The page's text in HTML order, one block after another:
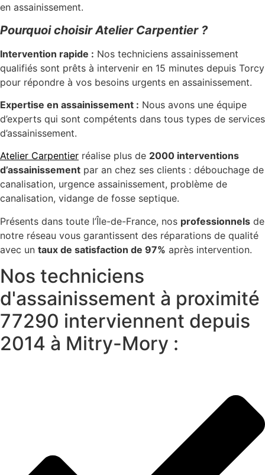
en assainissement.
Pourquoi choisir Atelier Carpentier ?
Intervention rapide : Nos techniciens assainissement
qualifiés sont prêts à intervenir en 15 minutes depuis Torcy
pour répondre à vos besoins urgents en assainissement.
Expertise en assainissement : Nous avons une équipe
d’experts qui sont compétents dans tous types de services
d’assainissement.
Atelier Carpentier réalise plus de 2000 interventions
d’assainissement par an chez ses clients : débouchage de
canalisation, urgence assainissement, problème de
canalisation, vidange de fosse septique.
Présents dans toute l’Île-de-France, nos professionnels de
notre réseau vous garantissent des réparations de qualité
avec un taux de satisfaction de 97% après intervention.
Nos techniciens
d'assainissement à proximité
77290 interviennent depuis
2014 à Mitry-Mory :